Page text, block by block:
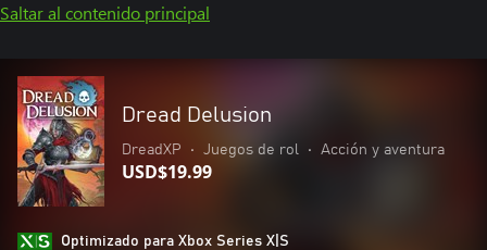
Saltar al contenido principal
Dread Delusion
DreadXP • Juegos de rol • Acción y aventura
USD$19.99
Optimizado para Xbox Series X|S